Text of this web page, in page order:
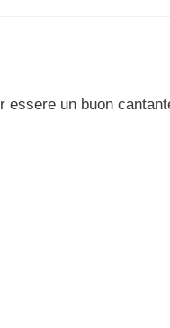
essere un buon